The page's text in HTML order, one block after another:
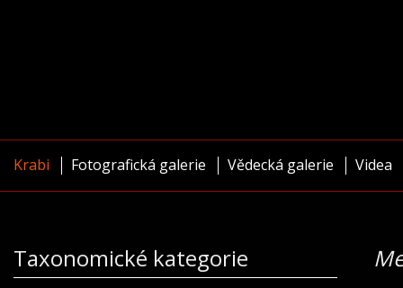
Krabi Fotografická galerie Vědecká galerie Videa
Taxonomické kategorie